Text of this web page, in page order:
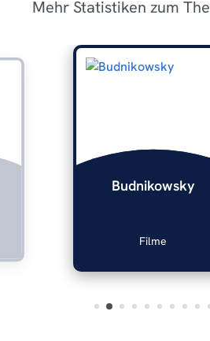
Mehr Statistiken zum
Budnikowsky
Filme